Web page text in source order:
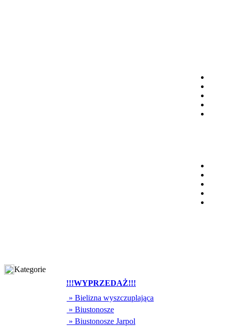
Kategorie
!!!WYPRZEDAŻ!!!
» Bielizna wyszczuplająca
» Biustonosze
» Biustonosze Jarpol